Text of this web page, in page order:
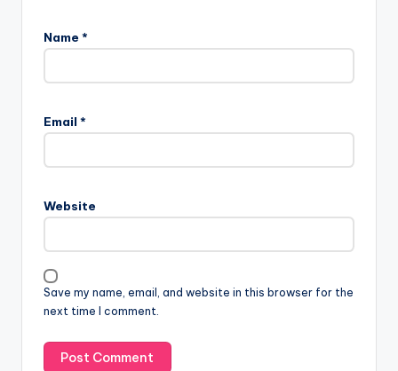
Name *
Email *
Website
Save my name, email, and website in this browser for the
next time I comment.